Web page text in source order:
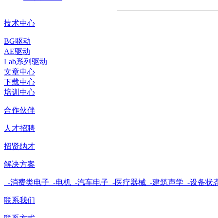
技术中心
BG驱动
AE驱动
Lab系列驱动
文章中心
下载中心
培训中心
合作伙伴
人才招聘
招贤纳才
解决方案
-消费类电子 -电机 -汽车电子 -医疗器械 -建筑声学 -设备状
联系我们